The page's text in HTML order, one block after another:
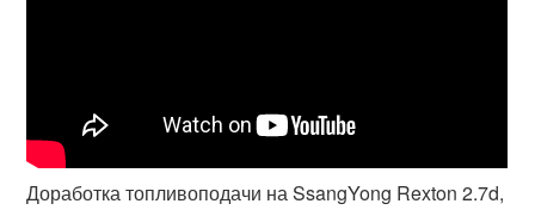
Доработка топливоподачи на SsangYong Rexton 2.7d,